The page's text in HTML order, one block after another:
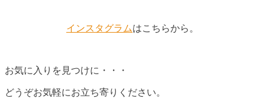
インスタグラムはこちらから。
お気に入りを見つけに・・・
どうぞお気軽にお立ち寄りください。